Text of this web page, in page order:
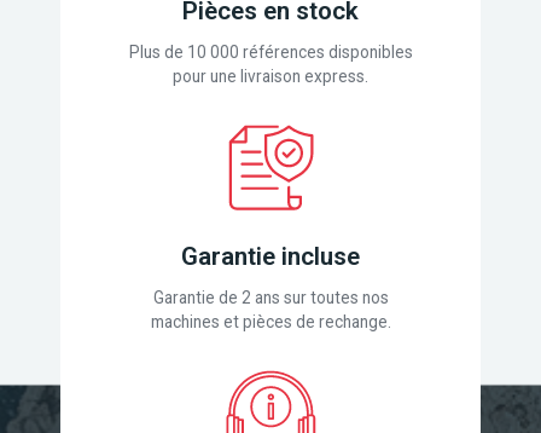
Pièces en stock
Plus de 10 000 références disponibles
pour une livraison express.
Garantie incluse
Garantie de 2 ans sur toutes nos
machines et pièces de rechange.